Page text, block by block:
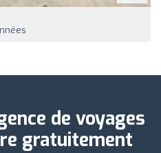
de voyages
gratuitement